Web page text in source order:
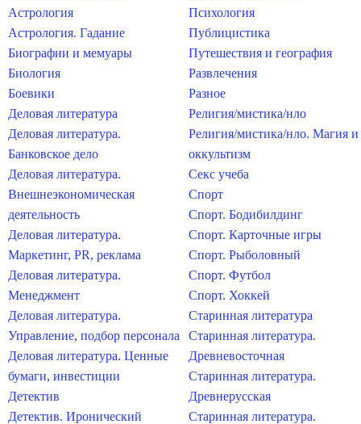
Астрология
Астрология. Гадание
Биографии и мемуары
Биология
Боевики
Деловая литература
Деловая литература.
Банковское дело
Деловая литература.
Внешнеэкономическая
деятельность
Деловая литература.
Маркетинг, PR, реклама
Деловая литература.
Менеджмент
Деловая литература.
Управление, подбор персонала
Деловая литература. Ценные
бумаги, инвестиции
Детектив
Детектив. Иронический
Психология
Публицистика
Путешествия и география
Развлечения
Разное
Религия/мистика/нло
Религия/мистика/нло. Магия и
оккультизм
Секс учеба
Спорт
Спорт. Бодибилдинг
Спорт. Карточные игры
Спорт. Рыболовный
Спорт. Футбол
Спорт. Хоккей
Старинная литература
Старинная литература.
Древневосточная
Старинная литература.
Древнерусская
Старинная литература.